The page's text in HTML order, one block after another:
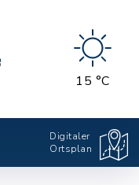
15 °C
Digitaler
Ortsplan